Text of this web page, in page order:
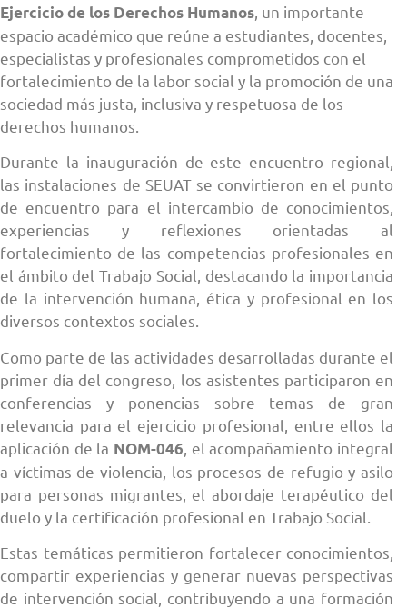
Ejercicio de los Derechos Humanos , un importante
espacio académico que reúne a estudiantes, docentes,
especialistas y profesionales comprometidos con el
fortalecimiento de la labor social y la promoción de una
sociedad más justa, inclusiva y respetuosa de los
derechos humanos.
Durante la inauguración de este encuentro regional,
las instalaciones de SEUAT se convirtieron en el punto
de encuentro para el intercambio de conocimientos,
experiencias y reflexiones orientadas al
fortalecimiento de las competencias profesionales en
el ámbito del Trabajo Social, destacando la importancia
de la intervención humana, ética y profesional en los
diversos contextos sociales.
Como parte de las actividades desarrolladas durante el
primer día del congreso, los asistentes participaron en
conferencias y ponencias sobre temas de gran
relevancia para el ejercicio profesional, entre ellos la
aplicación de la NOM-046 , el acompañamiento integral
a víctimas de violencia, los procesos de refugio y asilo
para personas migrantes, el abordaje terapéutico del
duelo y la certificación profesional en Trabajo Social.
Estas temáticas permitieron fortalecer conocimientos,
compartir experiencias y generar nuevas perspectivas
de intervención social, contribuyendo a una formación